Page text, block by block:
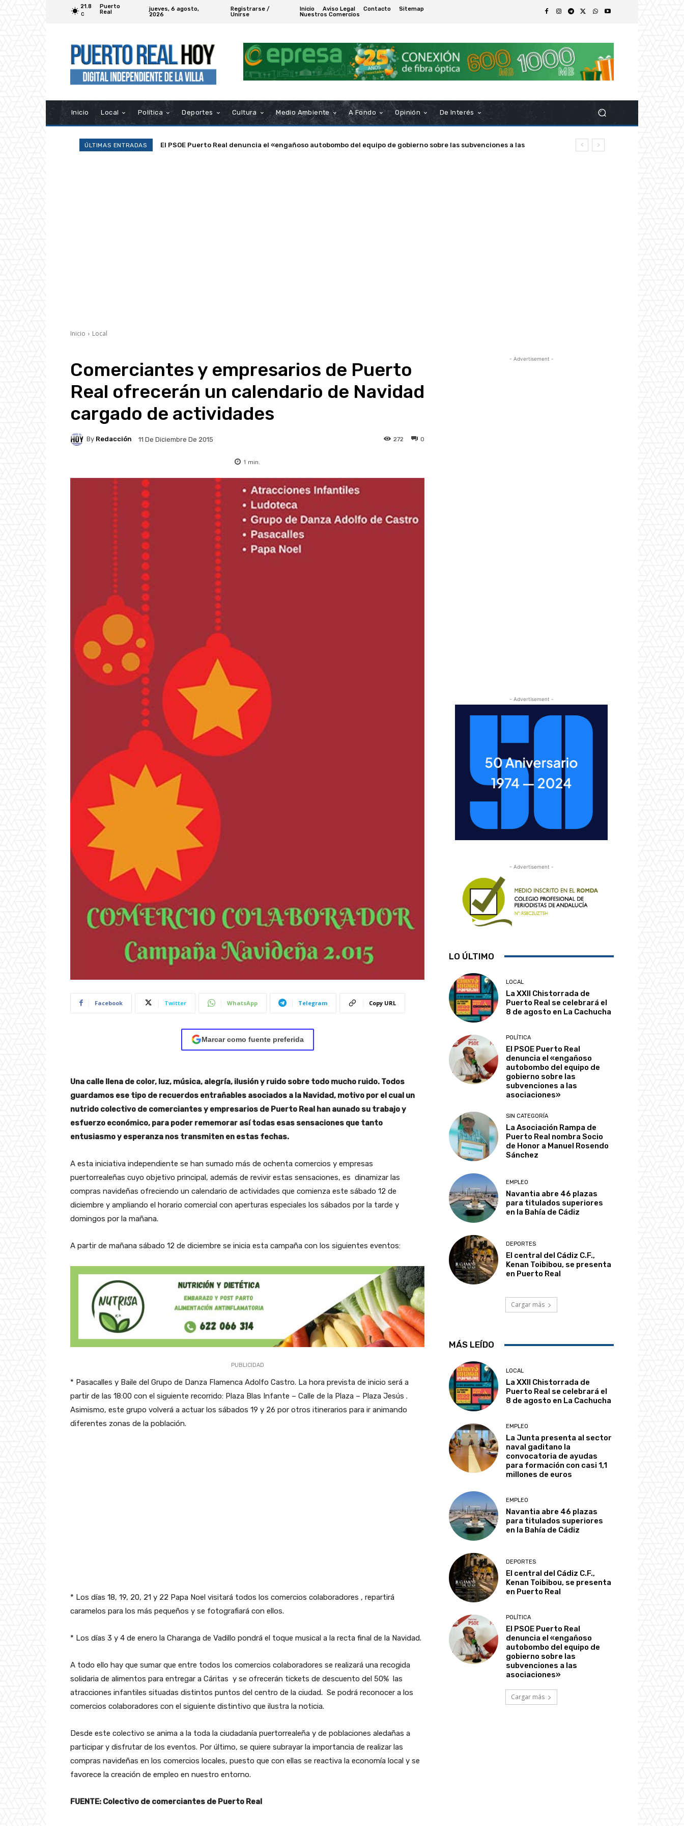
21.8
C
Puerto
Real
jueves, 6 agosto,
2026
Registrarse /
Unirse
Inicio Aviso Legal Contacto
Sitemap
Nuestros Comercios
Inicio Local Política Deportes Cultura Medio Ambiente A Fondo Opinión De Interés
ÚLTIMAS ENTRADAS
El PSOE Puerto Real denuncia el «engañoso autobombo del equipo de gobierno sobre las subvenciones a las
La Asociación Rampa de Puerto Real nombra Socio de Honor a Manuel Rosendo Sánchez
Inicio Local
Comerciantes y empresarios de Puerto
Real ofrecerán un calendario de Navidad
cargado de actividades
By Redacción 11 De Diciembre De 2015 0
272
1 min.
Facebook Twitter WhatsApp Telegram Copy URL
Marcar como fuente preferida
Una calle llena de color, luz, música, alegría, ilusión y ruido sobre todo mucho ruido. Todos
guardamos ese tipo de recuerdos entrañables asociados a la Navidad, motivo por el cual un
nutrido colectivo de comerciantes y empresarios de Puerto Real han aunado su trabajo y
esfuerzo económico, para poder rememorar así todas esas sensaciones que tanto
entusiasmo y esperanza nos transmiten en estas fechas.
A esta iniciativa independiente se han sumado más de ochenta comercios y empresas
puertorrealeñas cuyo objetivo principal, además de revivir estas sensaciones, es dinamizar las
compras navideñas ofreciendo un calendario de actividades que comienza este sábado 12 de
diciembre y ampliando el horario comercial con aperturas especiales los sábados por la tarde y
domingos por la mañana.
A partir de mañana sábado 12 de diciembre se inicia esta campaña con los siguientes eventos:
PUBLICIDAD
* Pasacalles y Baile del Grupo de Danza Flamenca Adolfo Castro. La hora prevista de inicio será a
partir de las 18:00 con el siguiente recorrido: Plaza Blas Infante – Calle de la Plaza – Plaza Jesús .
Asimismo, este grupo volverá a actuar los sábados 19 y 26 por otros itinerarios para ir animando
diferentes zonas de la población.
* Los días 18, 19, 20, 21 y 22 Papa Noel visitará todos los comercios colaboradores , repartirá
caramelos para los más pequeños y se fotografiará con ellos.
* Los días 3 y 4 de enero la Charanga de Vadillo pondrá el toque musical a la recta final de la Navidad.
A todo ello hay que sumar que entre todos los comercios colaboradores se realizará una recogida
solidaria de alimentos para entregar a Cáritas y se ofrecerán tickets de descuento del 50% las
atracciones infantiles situadas distintos puntos del centro de la ciudad. Se podrá reconocer a los
comercios colaboradores con el siguiente distintivo que ilustra la noticia.
Desde este colectivo se anima a la toda la ciudadanía puertorrealeña y de poblaciones aledañas a
participar y disfrutar de los eventos. Por último, se quiere subrayar la importancia de realizar las
compras navideñas en los comercios locales, puesto que con ellas se reactiva la economía local y se
favorece la creación de empleo en nuestro entorno.
FUENTE: Colectivo de comerciantes de Puerto Real
- Advertisement -
- Advertisement -
- Advertisement -
LO ÚLTIMO
LOCAL
La XXII Chistorrada de
Puerto Real se celebrará el
8 de agosto en La Cachucha
POLÍTICA
El PSOE Puerto Real
denuncia el «engañoso
autobombo del equipo de
gobierno sobre las
subvenciones a las
asociaciones»
SIN CATEGORÍA
La Asociación Rampa de
Puerto Real nombra Socio
de Honor a Manuel Rosendo
Sánchez
EMPLEO
Navantia abre 46 plazas
para titulados superiores
en la Bahía de Cádiz
DEPORTES
El central del Cádiz C.F.,
Kenan Toibibou, se presenta
en Puerto Real
Cargar más
MÁS LEÍDO
LOCAL
La XXII Chistorrada de
Puerto Real se celebrará el
8 de agosto en La Cachucha
EMPLEO
La Junta presenta al sector
naval gaditano la
convocatoria de ayudas
para formación con casi 1,1
millones de euros
EMPLEO
Navantia abre 46 plazas
para titulados superiores
en la Bahía de Cádiz
DEPORTES
El central del Cádiz C.F.,
Kenan Toibibou, se presenta
en Puerto Real
POLÍTICA
El PSOE Puerto Real
denuncia el «engañoso
autobombo del equipo de
gobierno sobre las
subvenciones a las
asociaciones»
Cargar más